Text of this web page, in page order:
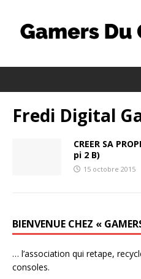
Fredi Digital
CREER SA
pi 2 B)
15 octobre 2015
BIENVENUE CHEZ «
… l’association qui retape,
consoles.